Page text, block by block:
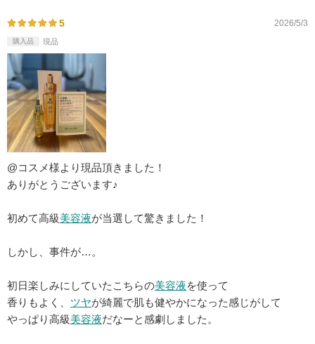
5 2026/5/3
購入品 現品
@コスメ様より現品頂きました！
ありがとうございます♪
初めて高級美容液が当選して驚きました！
しかし、事件が…。
初日楽しみにしていたこちらの美容液を使って
香りもよく、 ツヤが綺麗で肌も健やかになった感じがして
やっぱり高級美容液だなーと感劇しました。